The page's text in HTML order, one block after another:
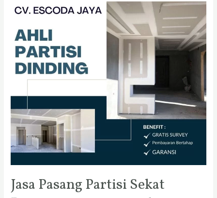
Jasa Pasang Partisi Sekat
Jasa
Pasang
Sekat
Ruangan
Kantor
Surabaya